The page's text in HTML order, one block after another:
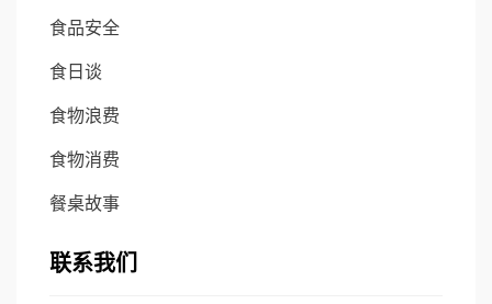
食品安全
食日谈
食物浪费
食物消费
餐桌故事
联系我们